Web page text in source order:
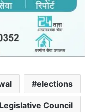
elections
Legislative Council